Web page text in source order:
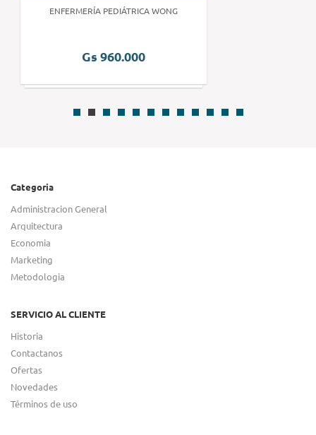
ENFERMERÍA PEDIÁTRICA WONG
Gs 960.000
Categoria
Administracion General
Arquitectura
Economia
Marketing
Metodologia
SERVICIO AL CLIENTE
Historia
Contactanos
Ofertas
Novedades
Términos de uso